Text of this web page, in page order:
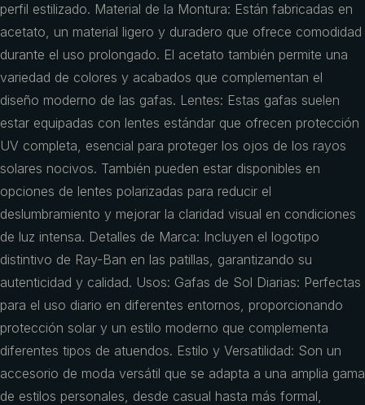
perfil estilizado. Material de la Montura: Están fabricadas en
acetato, un material ligero y duradero que ofrece comodidad
durante el uso prolongado. El acetato también permite una
variedad de colores y acabados que complementan el
diseño moderno de las gafas. Lentes: Estas gafas suelen
estar equipadas con lentes estándar que ofrecen protección
UV completa, esencial para proteger los ojos de los rayos
solares nocivos. También pueden estar disponibles en
opciones de lentes polarizadas para reducir el
deslumbramiento y mejorar la claridad visual en condiciones
de luz intensa. Detalles de Marca: Incluyen el logotipo
distintivo de Ray-Ban en las patillas, garantizando su
autenticidad y calidad. Usos: Gafas de Sol Diarias: Perfectas
para el uso diario en diferentes entornos, proporcionando
protección solar y un estilo moderno que complementa
diferentes tipos de atuendos. Estilo y Versatilidad: Son un
accesorio de moda versátil que se adapta a una amplia gama
de estilos personales, desde casual hasta más formal,